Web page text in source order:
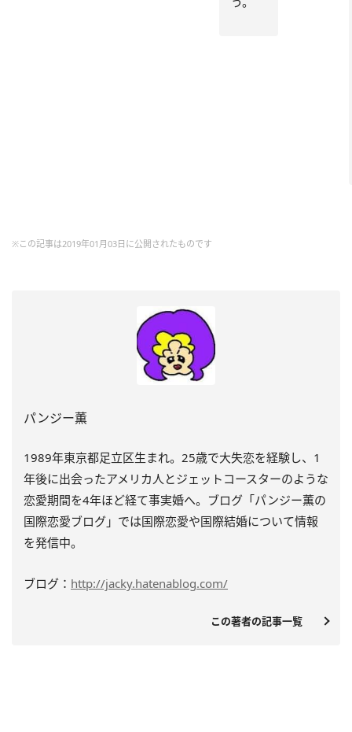
※この記事は2019年01月03日に公開されたものです
パンジー薫
1989年東京都足立区生まれ。25歳で大失恋を経験し、1
年後に出会ったアメリカ人とジェットコースターのような
恋愛期間を4年ほど経て事実婚へ。ブログ「パンジー薫の
国際恋愛ブログ」では国際恋愛や国際結婚について情報
を発信中。
ブログ： http://jacky.hatenablog.com/
この著者の記事一覧